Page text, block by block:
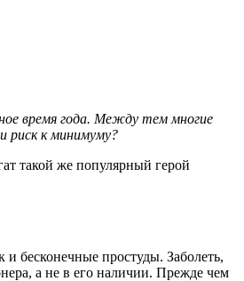
время года. Между тем многие
риск к минимуму?
такой же популярный герой
бесконечные простуды. Заболеть,
а не в его наличии. Прежде чем